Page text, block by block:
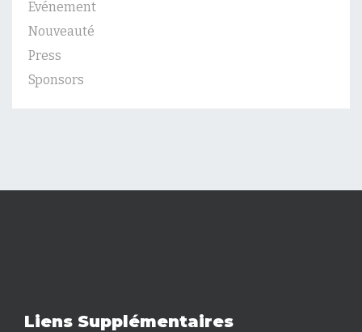
Evénement
Nouveauté
Press
Sponsors
Liens Supplémentaires